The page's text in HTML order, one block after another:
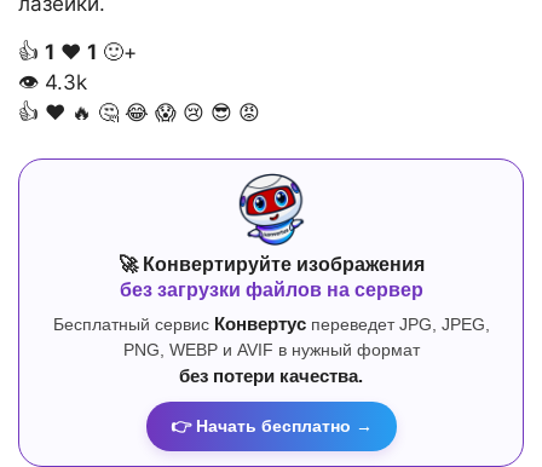
👍 1 ❤️ 1 🙂+
👁 4.3k
👍 ❤️ 🔥 🤔 😂 😱 😢 😎 😡
🚀 Конвертируйте изображения
без загрузки файлов на сервер
Бесплатный сервис Конвертуспереведет JPG, JPEG,
PNG, WEBP и AVIF в нужный формат
без потери качества.
👉 Начать бесплатно →